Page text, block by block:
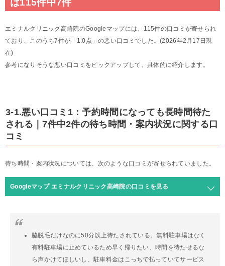
は115件中7件
エミナルクリニック高崎院のGoogleマップには、115件の口コミが寄せられ
ており、このうち7件が「1.0点」の悪い口コミでした。(2026年2月17日現
在)
参考になりそうな悪い口コミをピックアップして、具体的に紹介します。
3-1.悪い口コミ1：予約時間になっても長時間待た
される｜7件中2件の待ち時間・案内状況に関する口
コミ
待ち時間・案内状況については、次のような口コミが寄せられていました。
Googleマップ エミナルクリニック高崎院の口コミを見る
脇脱毛だけなのに50分以上待たされている。無料駐車場はなく
有料駐車場に止めているため早く帰りたい、時間を待たせるな
ら声かけてほしいし、駐車料金はこっちで払っていてサービス